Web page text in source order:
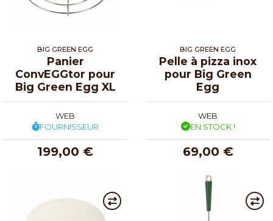
BIG GREEN EGG
Panier
ConvEGGtor pour
Big Green Egg XL
WEB
FOURNISSEUR
199,00 €
BIG GREEN EGG
Pelle à pizza inox
pour Big Green
Egg
WEB
EN STOCK !
69,00 €